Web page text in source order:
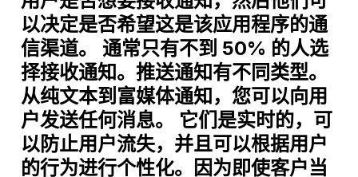
以决定是否希望这是该应用程序的通
信渠道。 通常只有不到 50% 的人选
择接收通知。推送通知有不同类型。
从纯文本到富媒体通知，您可以向用
户发送任何消息。 它们是实时的，可
以防止用户流失，并且可以根据用户
的行为进行个性化。因为即使客户当